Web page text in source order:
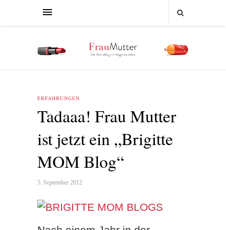
ERFAHRUNGEN
Tadaaa! Frau Mutter
ist jetzt ein „Brigitte
MOM Blog“
5. September 2012